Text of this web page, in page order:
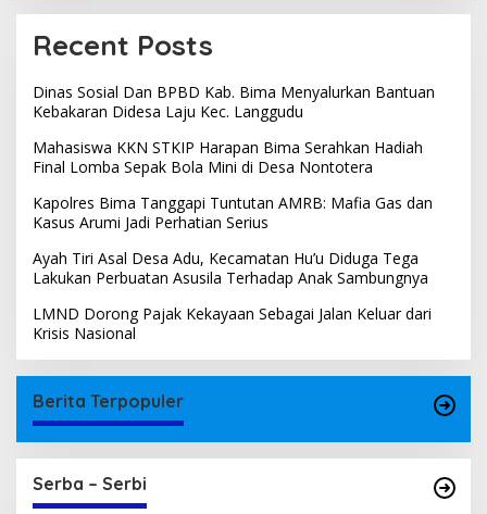
Recent Posts
Dinas Sosial Dan BPBD Kab. Bima Menyalurkan Bantuan
Kebakaran Didesa Laju Kec. Langgudu
Mahasiswa KKN STKIP Harapan Bima Serahkan Hadiah
Final Lomba Sepak Bola Mini di Desa Nontotera
Kapolres Bima Tanggapi Tuntutan AMRB: Mafia Gas dan
Kasus Arumi Jadi Perhatian Serius
Ayah Tiri Asal Desa Adu, Kecamatan Hu’u Diduga Tega
Lakukan Perbuatan Asusila Terhadap Anak Sambungnya
LMND Dorong Pajak Kekayaan Sebagai Jalan Keluar dari
Krisis Nasional
Berita Terpopuler
Serba – Serbi